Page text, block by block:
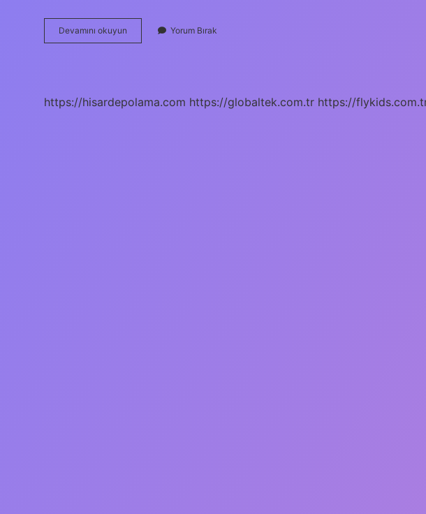
Devamını okuyun İLetişime
Açık
Yorum Bırak
https://hisardepolama.com https://globaltek.com.tr https://